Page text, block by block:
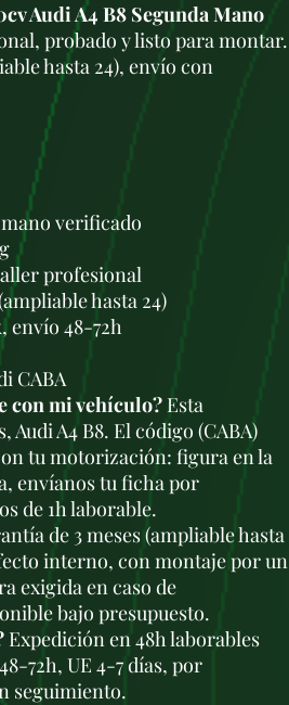
Audi A4 B8 Segunda Mano
probado y listo para montar.
hasta 24), envío con
verificado
profesional
hasta 24)
envío 48-72h
CABA
con mi vehículo?Esta
A4 B8. El código (CABA)
tu motorización: figura en la
envíanos tu ficha por
de 1h laborable.
de 3 meses (ampliable hasta
interno, con montaje por un
exigida en caso de
bajo presupuesto.
Expedición en 48h laborables
72h, UE 4-7 días, por
seguimiento.